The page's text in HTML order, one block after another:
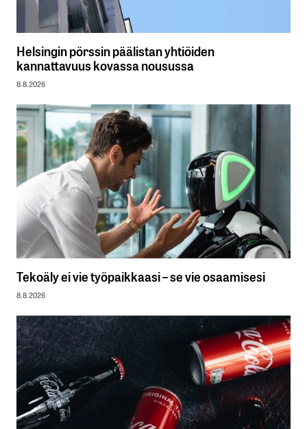
Helsingin pörssin päälistan yhtiöiden
kannattavuus kovassa nousussa
8.8.2026
Tekoäly ei vie työpaikkaasi – se vie osaamisesi
8.8.2026